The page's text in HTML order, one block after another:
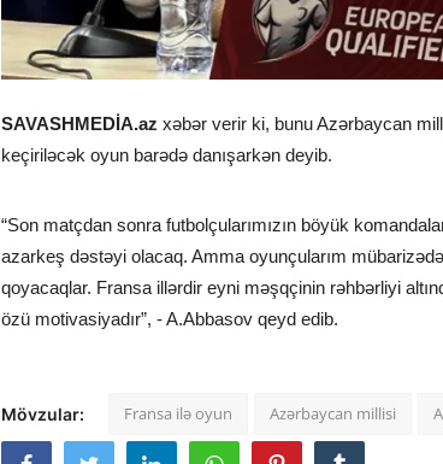
SAVASHMEDİA.az xəbər verir ki, bunu Azərbaycan
keçiriləcək oyun barədə danışarkən deyib.
“Son matçdan sonra futbolçularımızın böyük
azarkeş dəstəyi olacaq. Amma oyunçularım
qoyacaqlar. Fransa illərdir eyni məşqçinin rəhbərliyi
özü motivasiyadır”, - A.Abbasov qeyd edib.
Mövzular: Fransa ilə oyun Azərbaycan millisi